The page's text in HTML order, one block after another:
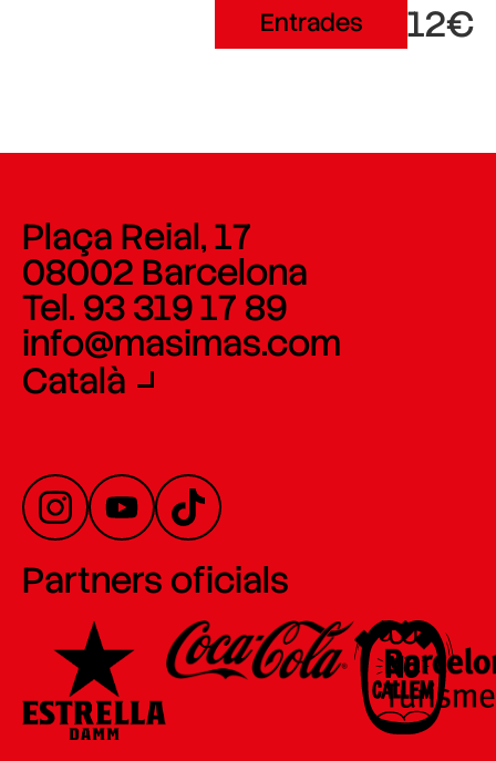
Entrades 12€
Plaça Reial, 17
08002 Barcelona
Tel. 93 319 17 89
info@masimas.com
Català
Partners oficials